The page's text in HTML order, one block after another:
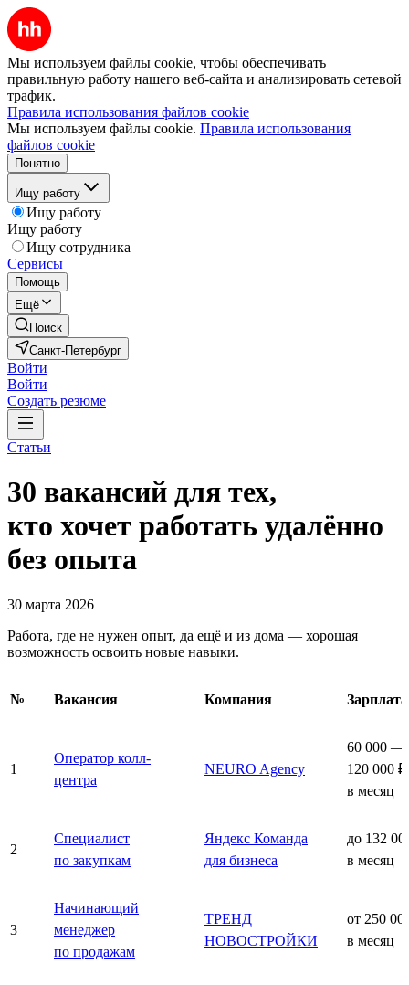
Мы используем файлы cookie, чтобы обеспечивать
правильную работу нашего веб-сайта и анализировать сетевой
трафик.
Правила использования файлов cookie
Мы используем файлы cookie. Правила использования
файлов cookie
Понятно
Ищу работу
Ищу работу
Ищу работу
Ищу сотрудника
Сервисы
Помощь
Ещё
Поиск
Санкт-Петербург
Войти
Войти
Создать резюме
Статьи
30 вакансий для тех,
кто хочет работать удалённо
без опыта
30 марта 2026
Работа, где не нужен опыт, да ещё и из дома — хорошая
возможность освоить новые навыки.
№ Вакансия Компания Зарплата
1
Оператор колл-
центра
NEURO Agency
60 000 —
120 000 ₽
в месяц
2
Специалист
по закупкам
Яндекс Команда
для бизнеса
до 132
в месяц
3
Начинающий
менеджер
по продажам
ТРЕНД
НОВОСТРОЙКИ
от 250
в месяц